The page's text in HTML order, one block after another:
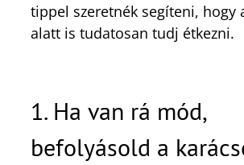
tippel szeretnék segíteni, hogy
alatt is tudatosan tudj étkezni.
1. Ha van rá mód,
befolyásold a